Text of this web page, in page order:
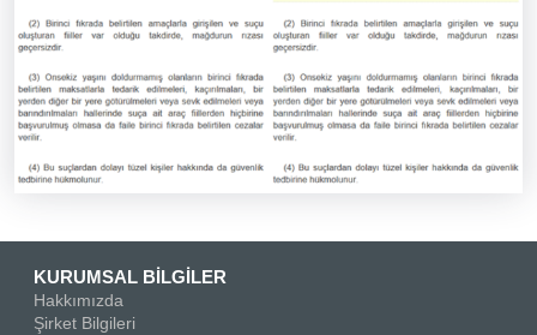
KURUMSAL BİLGİLER
Hakkımızda
Şirket Bilgileri